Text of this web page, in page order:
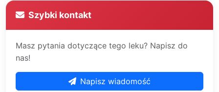
Szybki kontakt
Masz pytania dotyczące tego leku? Napisz do
nas!
Napisz wiadomość